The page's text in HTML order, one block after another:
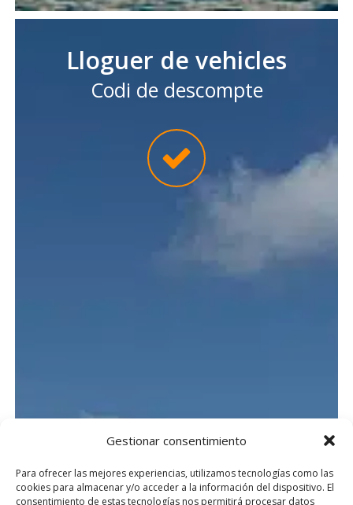
Gestionar consentimiento
Para ofrecer las mejores experiencias, utilizamos tecnologías como las
cookies para almacenar y/o acceder a la información del dispositivo. El
consentimiento de estas tecnologías nos permitirá procesar datos
Lloguer de vehicles
Codi de descompte